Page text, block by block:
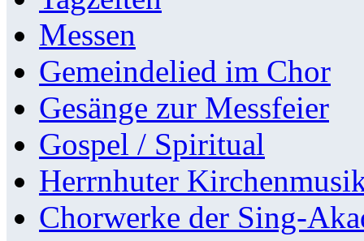
Messen
Gemeindelied im Chor
Gesänge zur Messfeier
Gospel / Spiritual
Herrnhuter
Chorwerke der Sing-